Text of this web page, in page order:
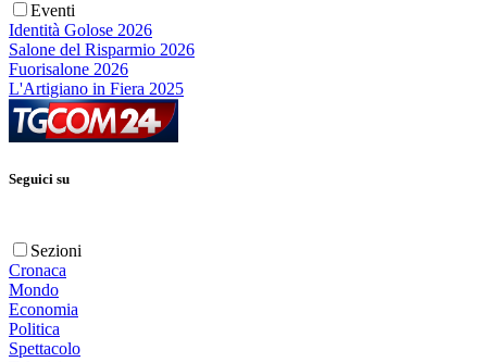
Eventi
Identità Golose 2026
Salone del Risparmio 2026
Fuorisalone 2026
L'Artigiano in Fiera 2025
Seguici su
Sezioni
Cronaca
Mondo
Economia
Politica
Spettacolo